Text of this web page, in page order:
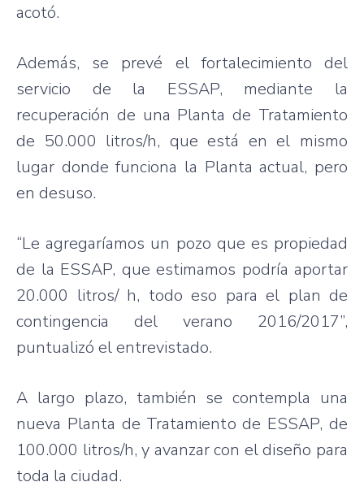
acotó.
Además, se prevé el fortalecimiento del
servicio de la ESSAP, mediante la
recuperación de una Planta de Tratamiento
de 50.000 litros/h, que está en el mismo
lugar donde funciona la Planta actual, pero
en desuso.
“Le agregaríamos un pozo que es propiedad
de la ESSAP, que estimamos podría aportar
20.000 litros/ h, todo eso para el plan de
contingencia del verano 2016/2017”,
puntualizó el entrevistado.
A largo plazo, también se contempla una
nueva Planta de Tratamiento de ESSAP, de
100.000 litros/h, y avanzar con el diseño para
toda la ciudad.